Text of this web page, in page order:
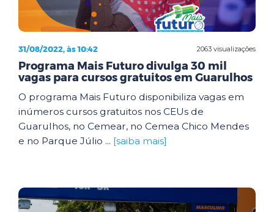
2063 visualizações
31/08/2022, às 10:42
Programa Mais Futuro divulga 30 mil
vagas para cursos gratuitos em Guarulhos
O programa Mais Futuro disponibiliza vagas em
inúmeros cursos gratuitos nos CEUs de
Guarulhos, no Cemear, no Cemea Chico Mendes
e no Parque Júlio ... [saiba mais]